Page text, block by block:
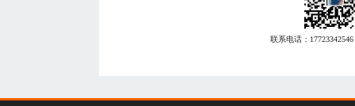
联系电话： 17723342546